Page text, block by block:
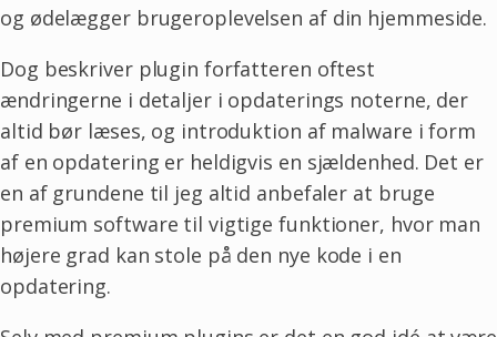
og ødelægger brugeroplevelsen af din hjemmeside.
Dog beskriver plugin forfatteren oftest
ændringerne i detaljer i opdaterings noterne, der
altid bør læses, og introduktion af malware i form
af en opdatering er heldigvis en sjældenhed. Det er
en af grundene til jeg altid anbefaler at bruge
premium software til vigtige funktioner, hvor man
højere grad kan stole på den nye kode i en
opdatering.